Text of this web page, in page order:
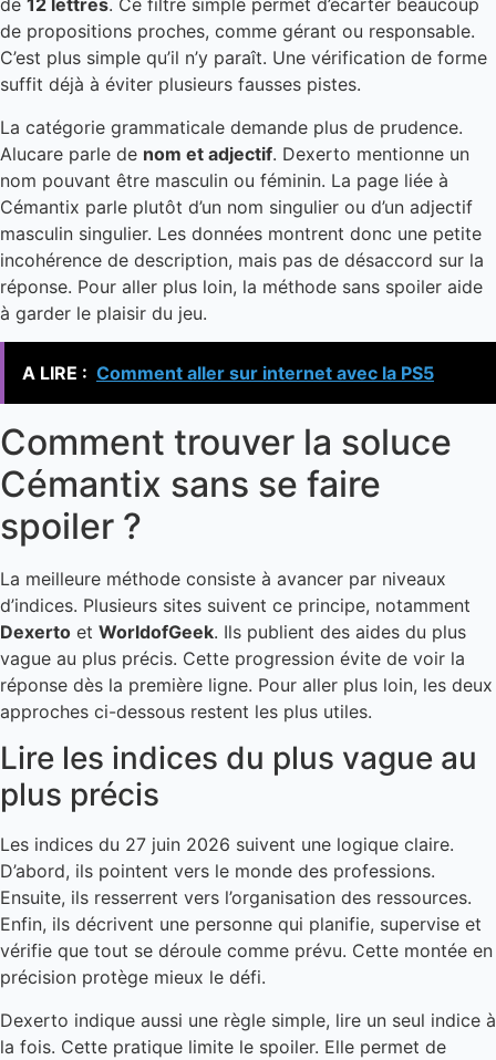
de 12 lettres. Ce filtre simple permet d’écarter beaucoup
de propositions proches, comme gérant ou responsable.
C’est plus simple qu’il n’y paraît. Une vérification de forme
suffit déjà à éviter plusieurs fausses pistes.
La catégorie grammaticale demande plus de prudence.
Alucare parle de nom et adjectif. Dexerto mentionne un
nom pouvant être masculin ou féminin. La page liée à
Cémantix parle plutôt d’un nom singulier ou d’un adjectif
masculin singulier. Les données montrent donc une petite
incohérence de description, mais pas de désaccord sur la
réponse. Pour aller plus loin, la méthode sans spoiler aide
à garder le plaisir du jeu.
A LIRE : Comment aller sur internet avec la PS5
Comment trouver la soluce
Cémantix sans se faire
spoiler ?
La meilleure méthode consiste à avancer par niveaux
d’indices. Plusieurs sites suivent ce principe, notamment
Dexerto et WorldofGeek. Ils publient des aides du plus
vague au plus précis. Cette progression évite de voir la
réponse dès la première ligne. Pour aller plus loin, les deux
approches ci-dessous restent les plus utiles.
Lire les indices du plus vague au
plus précis
Les indices du 27 juin 2026 suivent une logique claire.
D’abord, ils pointent vers le monde des professions.
Ensuite, ils resserrent vers l’organisation des ressources.
Enfin, ils décrivent une personne qui planifie, supervise et
vérifie que tout se déroule comme prévu. Cette montée en
précision protège mieux le défi.
Dexerto indique aussi une règle simple, lire un seul indice à
la fois. Cette pratique limite le spoiler. Elle permet de